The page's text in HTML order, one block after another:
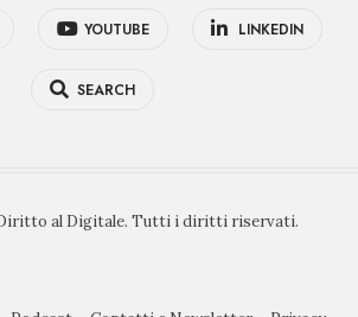
YOUTUBE LINKEDIN
SEARCH
al Digitale. Tutti i diritti riservati.